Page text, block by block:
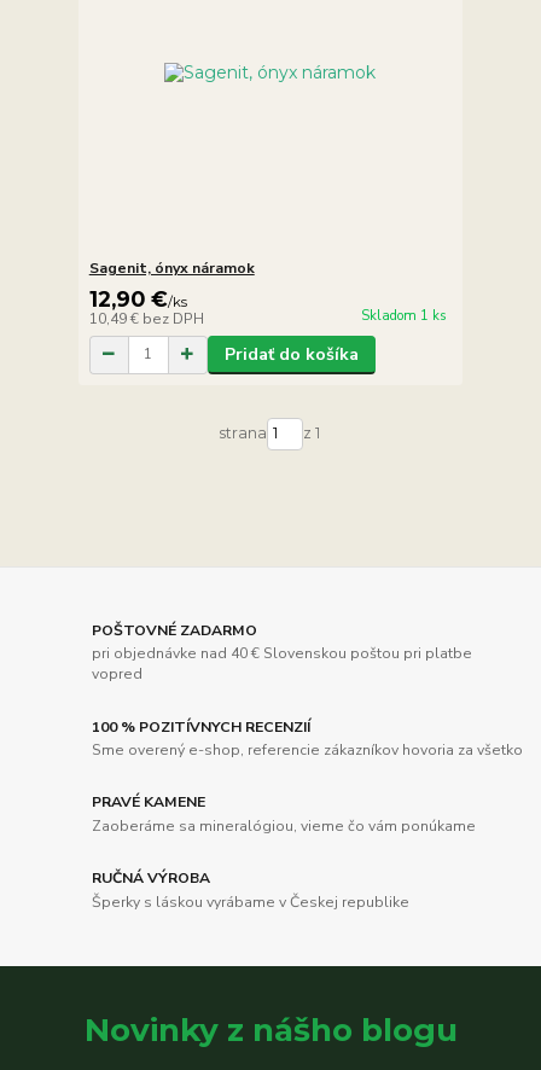
Sagenit, ónyx náramok
12,90 €/ks
10,49 € bez DPH Skladom 1 ks
Pridať do košíka
strana z 1
POŠTOVNÉ ZADARMO
pri objednávke nad 40 € Slovenskou poštou pri platbe
vopred
100 % POZITÍVNYCH RECENZIÍ
Sme overený e-shop, referencie zákazníkov hovoria za všetko
PRAVÉ KAMENE
Zaoberáme sa mineralógiou, vieme čo vám ponúkame
RUČNÁ VÝROBA
Šperky s láskou vyrábame v Českej republike
Novinky z nášho blogu